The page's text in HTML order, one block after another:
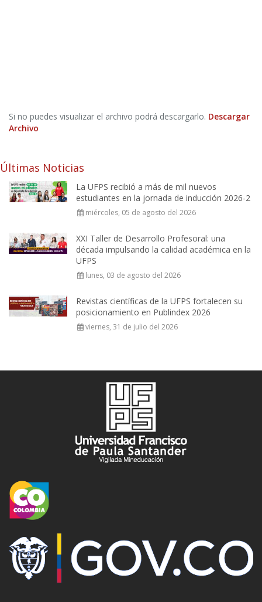
Si no puedes visualizar el archivo podrá descargarlo. Descargar
Archivo
Últimas Noticias
La UFPS recibió a más de mil nuevos
estudiantes en la jornada de inducción 2026-2
miércoles, 05 de agosto del 2026
XXI Taller de Desarrollo Profesoral: una
década impulsando la calidad académica en la
UFPS
lunes, 03 de agosto del 2026
Revistas científicas de la UFPS fortalecen su
posicionamiento en Publindex 2026
viernes, 31 de julio del 2026